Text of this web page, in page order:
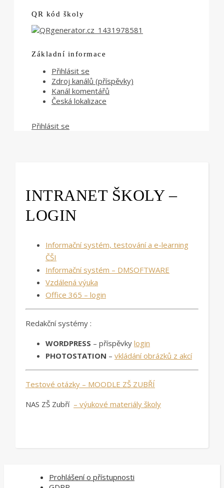
QR kód školy
Základní informace
Přihlásit se
Zdroj kanálů (příspěvky)
Kanál komentářů
Česká lokalizace
Přihlásit se
INTRANET ŠKOLY –
LOGIN
Informační systém, testování a e-learning
ČŠI
Informační systém – DMSOFTWARE
Vzdálená výuka
Office 365 – login
Redakční systémy :
WORDPRESS – příspěvky login
PHOTOSTATION – vkládání obrázků z akcí
Testové otázky – MOODLE ZŠ ZUBŘÍ
NAS ZŠ Zubří – výukové materiály školy
Prohlášení o přístupnosti